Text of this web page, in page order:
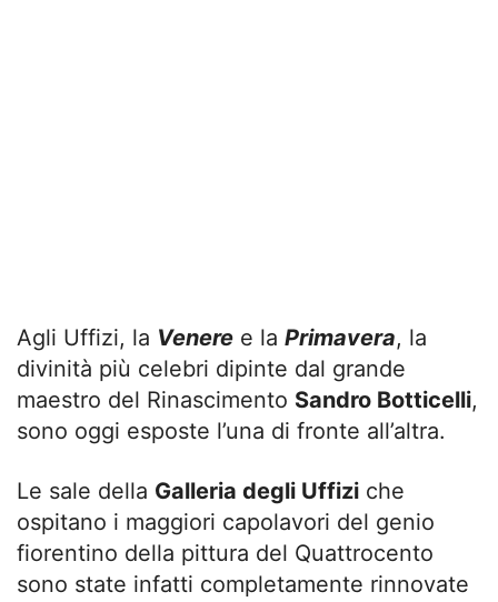
Agli Uffizi, la Venere e la Primavera, la
divinità più celebri dipinte dal grande
maestro del Rinascimento Sandro Botticelli,
sono oggi esposte l’una di fronte all’altra.
Le sale della Galleria degli Uffizi che
ospitano i maggiori capolavori del genio
fiorentino della pittura del Quattrocento
sono state infatti completamente rinnovate